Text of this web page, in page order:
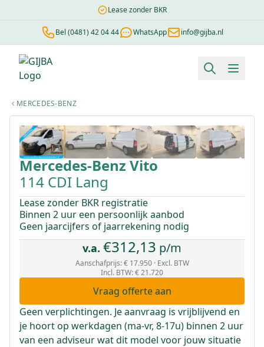
Lease zonder BKR
Bel (0481) 42 04 44 WhatsApp info@gijba.nl
Financial lease berekenen
MERCEDES-BENZ
Mercedes-BenzVito
114 CDI Lang
Lease zonder BKR registratie
Binnen 2 uur een persoonlijk aanbod
Geen jaarcijfers of jaarrekening nodig
v.a. €312,13 p/m
Aanschafprijs:€ 17.950· Excl. BTW
Incl. BTW:€ 21.720
Vraag offerte aan
Geen verplichtingen. Je aanvraag is vrijblijvend en
je hoort op werkdagen (ma-vr, 8-17u) binnen 2 uur
van een adviseur wat dit model voor jouw situatie